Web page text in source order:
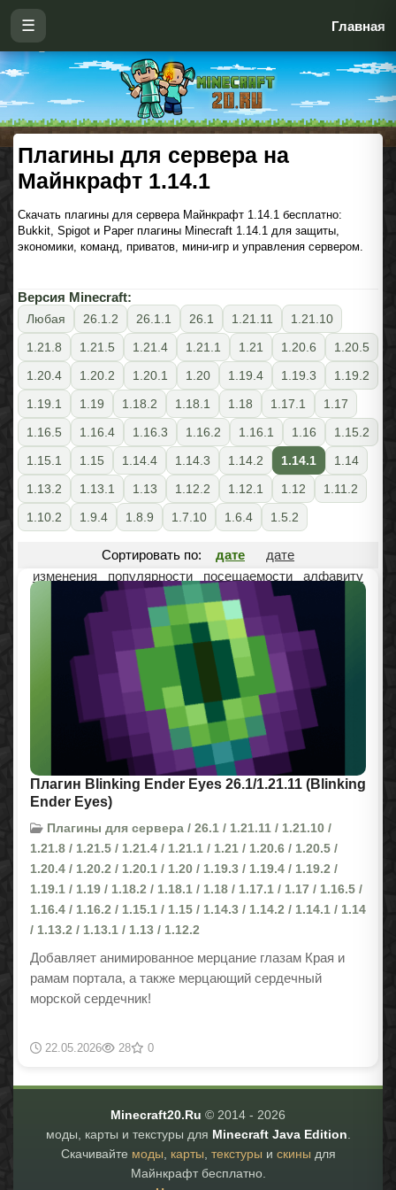
☰ Главная
Плагины для сервера на
Майнкрафт 1.14.1
Скачать плагины для сервера Майнкрафт 1.14.1 бесплатно:
Bukkit, Spigot и Paper плагины Minecraft 1.14.1 для защиты,
экономики, команд, приватов, мини-игр и управления сервером.
Версия Minecraft:
Любая 26.1.2 26.1.1 26.1 1.21.11
1.21.10
1.21.8
1.21.5 1.21.4 1.21.1 1.21 1.20.6
1.20.5
1.20.4
1.20.2 1.20.1 1.20 1.19.4 1.19.3
1.19.2
1.19.1
1.19 1.18.2 1.18.1 1.18 1.17.1
1.17
1.16.5
1.16.4 1.16.3 1.16.2 1.16.1 1.16
1.15.2
1.15.1
1.15 1.14.4 1.14.3 1.14.2 1.14.1
1.14
1.13.2
1.13.1 1.13 1.12.2 1.12.1 1.12
1.11.2
1.10.2
1.9.4 1.8.9 1.7.10 1.6.4 1.5.2
Сортировать по: дате
дате
изменения
популярности посещаемости алфавиту
Плагин Blinking Ender Eyes 26.1/1.21.11 (Blinking
Ender Eyes)
Плагины для сервера / 26.1 / 1.21.11 / 1.21.10 /
1.21.8 / 1.21.5 / 1.21.4 / 1.21.1 / 1.21 / 1.20.6 / 1.20.5 /
1.20.4 / 1.20.2 / 1.20.1 / 1.20 / 1.19.3 / 1.19.4 / 1.19.2 /
1.19.1 / 1.19 / 1.18.2 / 1.18.1 / 1.18 / 1.17.1 / 1.17 / 1.16.5 /
1.16.4 / 1.16.2 / 1.15.1 / 1.15 / 1.14.3 / 1.14.2 / 1.14.1 / 1.14
/ 1.13.2 / 1.13.1 / 1.13 / 1.12.2
Добавляет анимированное мерцание глазам Края и
рамам портала, а также мерцающий сердечный
морской сердечник!
22.05.2026 28 0
Minecraft20.Ru © 2014 - 2026
моды, карты и текстуры для Minecraft Java Edition
Скачивайте моды карты текстуры и скины для
Майнкрафт бесплатно.